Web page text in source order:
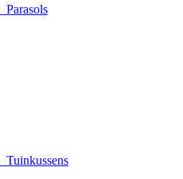
Parasols
Tuinkussens